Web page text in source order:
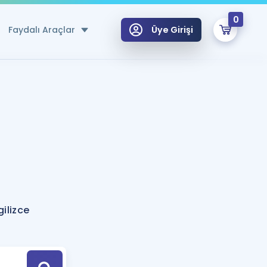
Faydalı Araçlar
Hesaplama Aracı
için Öneriler
Tek Takvimde
Üye Girişi
0